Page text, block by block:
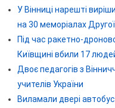
У Вінниці нарешті
на 30 меморіалах Другої
Під час ракетно-
Київщині вбили 17
Двоє педагогів з
учителів України
Виламали двері